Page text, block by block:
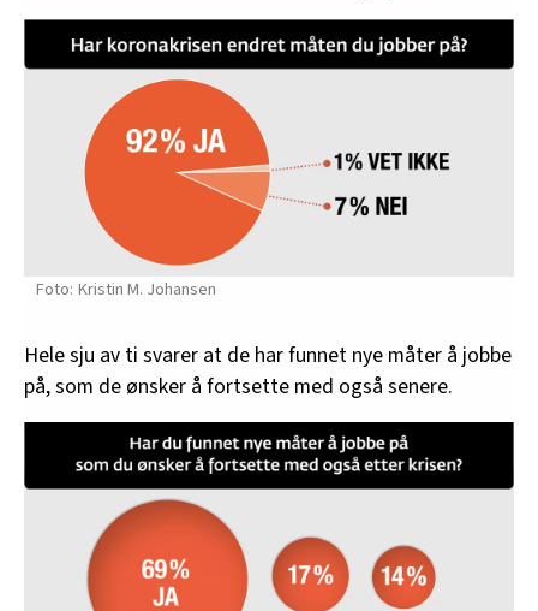
Kristin M. Johansen
Hele sju av ti svarer at de har funnet nye måter å jobbe
på, som de ønsker å fortsette med også senere.